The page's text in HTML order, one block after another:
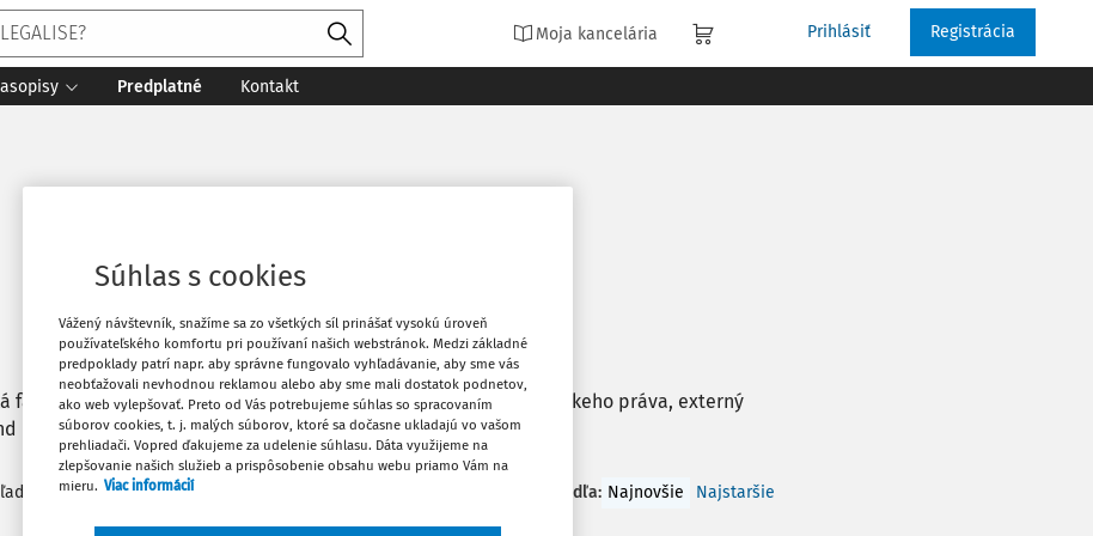
Moja kancelária Prihlásiť Registrácia
Predplatné Kontakt
fakulta UK v Bratislave. Katedra obchodného práva a hospodárskeho práva, externý
dokumentov:1 Zoradiť podľa: Najnovšie Najstaršie
Súhlas s cookies
Vážený návštevník, snažíme sa zo všetkých síl prinášať vysokú úroveň
používateľského komfortu pri používaní našich webstránok. Medzi základné
predpoklady patrí napr. aby správne fungovalo vyhľadávanie, aby sme vás
neobťažovali nevhodnou reklamou alebo aby sme mali dostatok podnetov,
ako web vylepšovať. Preto od Vás potrebujeme súhlas so spracovaním
súborov cookies, t. j. malých súborov, ktoré sa dočasne ukladajú vo vašom
prehliadači. Vopred ďakujeme za udelenie súhlasu. Dáta využijeme na
zlepšovanie našich služieb a prispôsobenie obsahu webu priamo Vám na
mieru. Viac informácií